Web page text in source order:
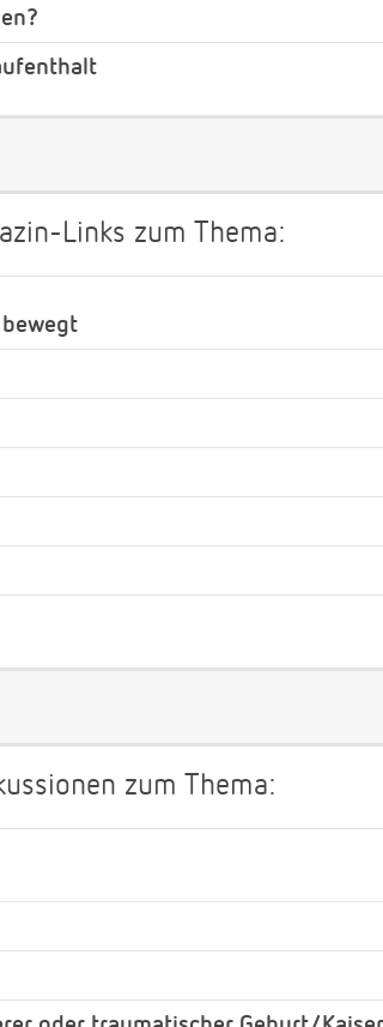
Links zum Thema:
zum Thema: